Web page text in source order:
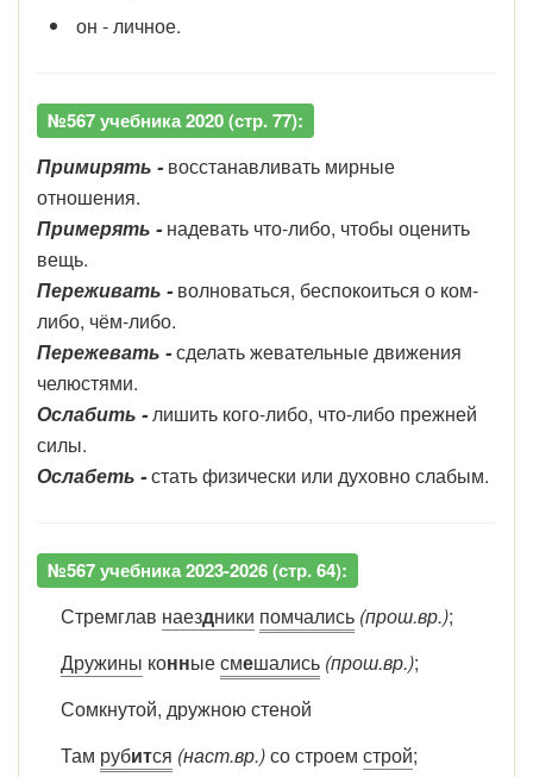
он - личное.
№567 учебника 2020 (стр. 77):
Примирять -восстанавливать мирные
отношения.
Примерять -надевать что-либо, чтобы оценить
вещь.
Переживать -волноваться, беспокоиться о ком-
либо, чём-либо.
Пережевать -сделать жевательные движения
челюстями.
Ослабить -лишить кого-либо, что-либо прежней
силы.
Ослабеть -стать физически или духовно слабым.
№567 учебника 2023-2026 (стр. 64):
Стремглав наездники помчались (прош.вр.);
Дружины конныесмешались (прош.вр.);
Сомкнутой, дружною стеной
Там рубится (наст.вр.)со строем строй;